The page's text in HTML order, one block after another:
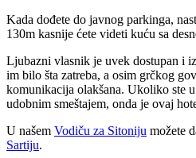
Kada dođete do javnog parkinga,
130m kasnije ćete videti kuću sa
Ljubazni vlasnik je uvek dostupan i
im bilo šta zatreba, a osim grčkog
komunikacija olakšana. Ukoliko ste
udobnim smeštajem, onda je ovaj
U našem Vodiču za Sitoniju možete
Sartiju.